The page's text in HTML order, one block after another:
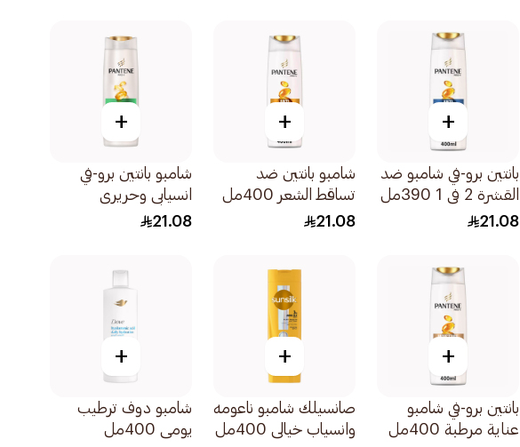
+
بانتين برو-في شامبو ضد
القشرة 2 في 1 390مل
21.08
+
شامبو بانتين ضد
تساقط الشعر 400مل
21.08
+
شامبو بانتين برو-في
انسيابي وحريري
400مل
21.08
+
بانتين برو-في شامبو
عناية مرطبة 400مل
+
صانسيلك شامبو ناعومه
وانسياب خيالى 400مل
+
شامبو دوف ترطيب
يومي 400مل